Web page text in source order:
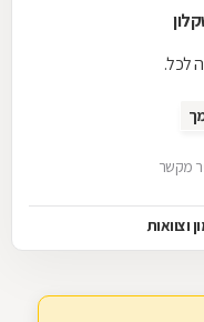
לכל.
מקשר
וצוואות